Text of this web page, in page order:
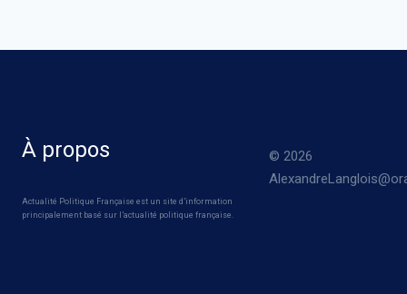
À propos
Actualité Politique Française est un site d’information
principalement basé sur l’actualité politique française.
© 2026